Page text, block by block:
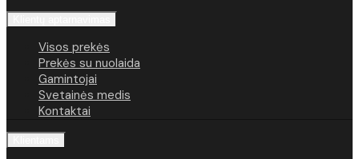
Visos prekės
Prekės su nuolaida
Gamintojai
Svetainės medis
Kontaktai